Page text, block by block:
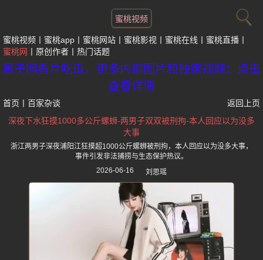
蜜桃视频
蜜桃视频 蜜桃app 蜜桃网站 蜜桃影视 蜜桃在线
蜜桃直播
蜜桃网
原创作者 热门话题
黑子网看片吃瓜，更多内部图片和独家视频：点击
查看详情
首页 百家杂谈
返回上页
深夜下水狂摸1000多公斤螺蛳-两男子双双被刑拘-本人回应以为没多
大事
浙江两男子深夜浦阳江狂摸超1000公斤螺蛳被刑拘，本人回应以为没多大事，
事件引发非法捕捞与生态保护热议。
2026-06-16
刘思瑶